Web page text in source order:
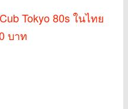
Tokyo 80s ในไทย
บาท